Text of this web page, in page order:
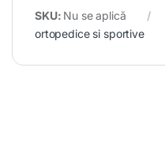
SKU: Nu se aplică
ortopedice si sportive